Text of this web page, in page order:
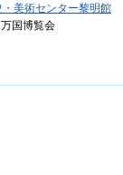
・美術センター黎明館
国博覧会